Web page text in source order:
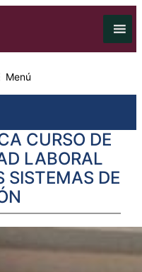
Menú
CURSO DE
LABORAL
SISTEMAS DE